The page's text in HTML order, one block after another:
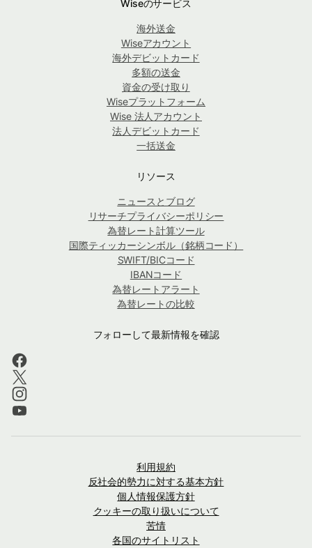
Wiseのサービス
海外送金
Wiseアカウント
海外デビットカード
多額の送金
資金の受け取り
Wiseプラットフォーム
Wise 法人アカウント
法人デビットカード
一括送金
リソース
ニュースとブログ
リサーチプライバシーポリシー
為替レート計算ツール
国際ティッカーシンボル（銘柄コード）
SWIFT/BICコード
IBANコード
為替レートアラート
為替レートの比較
フォローして最新情報を確認
利用規約
反社会的勢力に対する基本方針
個人情報保護方針
クッキーの取り扱いについて
苦情
各国のサイトリスト